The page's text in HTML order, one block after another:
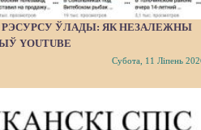
ЎЛАДЫ: ЯК НЕЗАЛЕЖНЫ
YOUTUBE
Субота, 11 Ліпень